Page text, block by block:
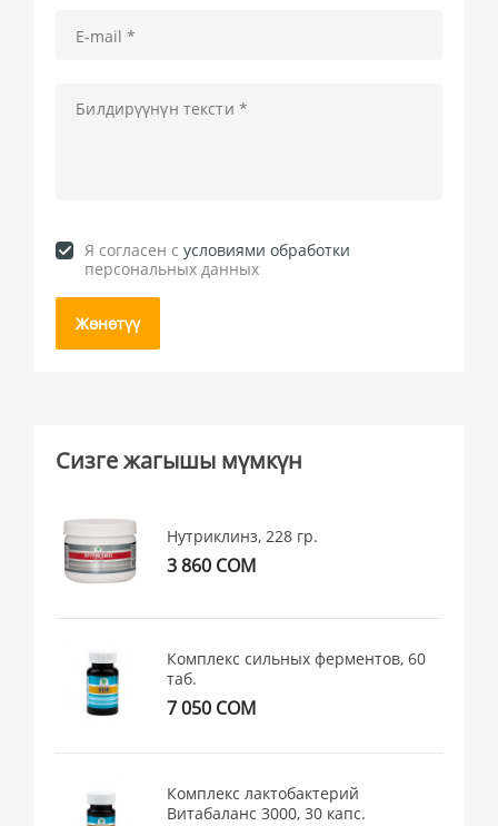
Я согласен cусловиями обработки
персональных данных
Жөнөтүү
Сизге жагышы мүмкүн
Нутриклинз, 228 гр.
3 860 СОМ
Комплекс сильных ферментов, 60
таб.
7 050 СОМ
Комплекс лактобактерий
Витабаланс 3000, 30 капс.